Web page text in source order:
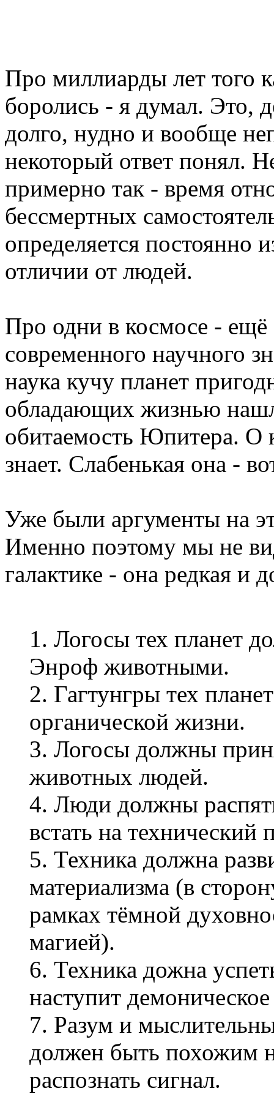
Про миллиарды лет того
боролись - я думал. Это,
долго, нудно и вообще
некоторый ответ понял.
примерно так - время
бессмертных
определяется постоянно
отличии от людей.
Про одни в космосе -
современного научного
наука кучу планет
обладающих жизнью
обитаемость Юпитера. О
знает. Слабенькая она -
Уже были аргументы на
Именно поэтому мы не
галактике - она редкая и
1. Логосы тех планет
Энроф животными.
2. Гагтунгры тех
органической жизни.
3. Логосы должны
животных людей.
4. Люди должны
встать на технический
5. Техника должна
материализма (в
рамках тёмной
магией).
6. Техника дожна
наступит
7. Разум и
должен быть похожим
распознать сигнал.